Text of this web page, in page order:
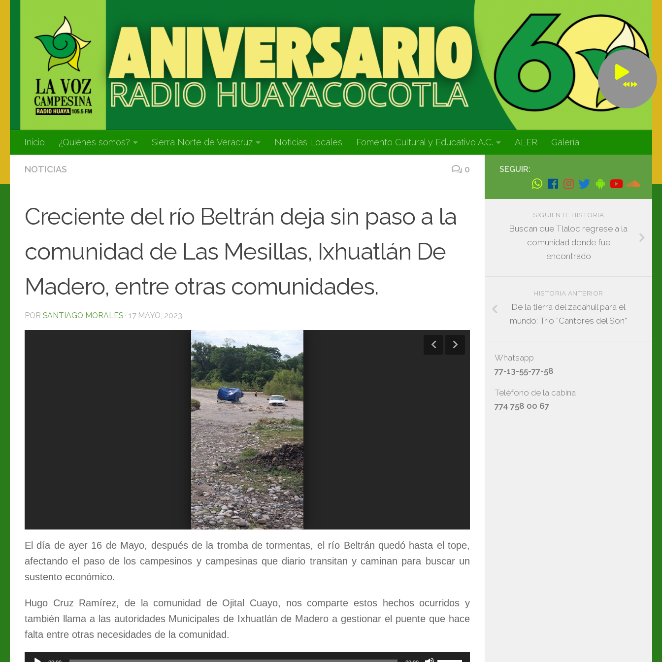
Inicio ¿Quiénes somos? Sierra Norte de Veracruz Noticias Locales Fomento Cultural y Educativo A.C. ALER Galería
NOTICIAS 0
Creciente del río Beltrán deja sin paso a la
comunidad de Las Mesillas, Ixhuatlán De
Madero, entre otras comunidades.
POR SANTIAGO MORALES · 17 MAYO, 2023
El día de ayer 16 de Mayo, después de la tromba de tormentas, el río Beltrán quedó hasta el tope,
afectando el paso de los campesinos y campesinas que diario transitan y caminan para buscar un
sustento económico.
Hugo Cruz Ramírez, de la comunidad de Ojital Cuayo, nos comparte estos hechos ocurridos y
también llama a las autoridades Municipales de Ixhuatlán de Madero a gestionar el puente que hace
falta entre otras necesidades de la comunidad.
Reproductor
Use
SEGUIR:
SIGUIENTE HISTORIA
Buscan que Tlaloc regrese a la
comunidad donde fue
encontrado
HISTORIA ANTERIOR
De la tierra del zacahuil para el
mundo: Trío “Cantores del Son”
Whatsapp
77-13-55-77-58
Teléfono de la cabina
774 758 00 67